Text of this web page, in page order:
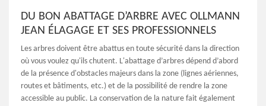
DU BON ABATTAGE D’ARBRE AVEC OLLMANN
JEAN ÉLAGAGE ET SES PROFESSIONNELS
Les arbres doivent être abattus en toute sécurité dans la direction
où vous voulez qu'ils chutent. L'abattage d’arbres dépend d’abord
de la présence d'obstacles majeurs dans la zone (lignes aériennes,
routes et bâtiments, etc.) et de la possibilité de rendre la zone
accessible au public. La conservation de la nature fait également